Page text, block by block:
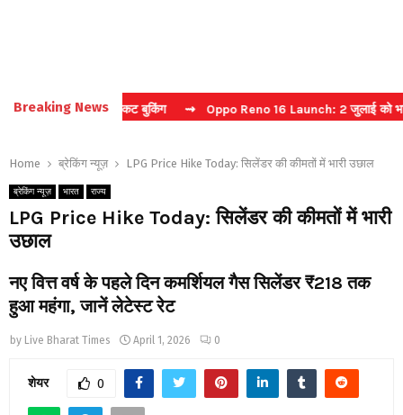
Breaking News
करें फास्ट टिकट बुकिंग ⇝ Oppo Reno 16 Launch: 2 जुलाई को भारत में
Home ब्रेकिंग न्यूज़ LPG Price Hike Today: सिलेंडर की कीमतों में भारी उछाल
ब्रेकिंग न्यूज़ भारत राज्य
LPG Price Hike Today: सिलेंडर की कीमतों में भारी
उछाल
नए वित्त वर्ष के पहले दिन कमर्शियल गैस सिलेंडर ₹218 तक
हुआ महंगा, जानें लेटेस्ट रेट
by Live Bharat Times April 1, 2026 0
शेयर 0